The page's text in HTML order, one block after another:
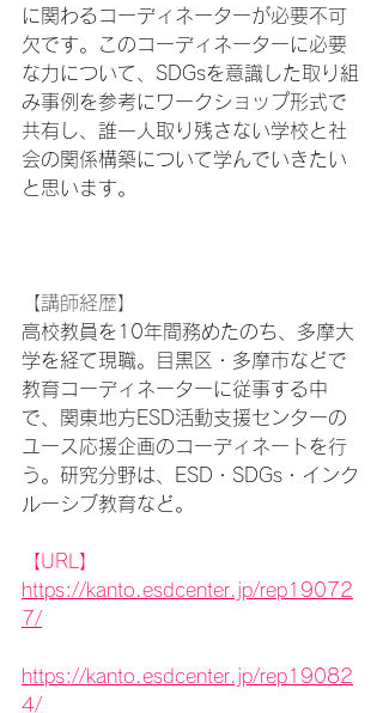
に関わるコーディネーターが必要不可
欠です。このコーディネーターに必要
な力について、SDGsを意識した取り組
み事例を参考にワークショップ形式で
共有し、誰一人取り残さない学校と社
会の関係構築について学んでいきたい
と思います。
【講師経歴】
高校教員を10年間務めたのち、多摩大
学を経て現職。目黒区・多摩市などで
教育コーディネーターに従事する中
で、関東地方ESD活動支援センターの
ユース応援企画のコーディネートを行
う。研究分野は、ESD・SDGs・インク
ルーシブ教育など。
【URL】
https://kanto.esdcenter.jp/rep19072
7/
https://kanto.esdcenter.jp/rep19082
4/